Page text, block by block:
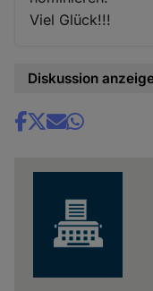
Viel Glück!!!
Diskussion
Share